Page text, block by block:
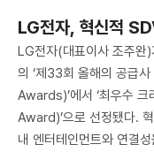
LG전자, 혁신적
LG전자(대표이사 조주완
의 ‘제33회 올해의 공급
Awards)’에서 ‘최우수
Award)’으로 선정됐다.
내 엔터테인먼트와 연결